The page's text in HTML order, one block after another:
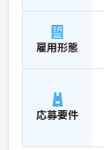
雇用形態
応募要件